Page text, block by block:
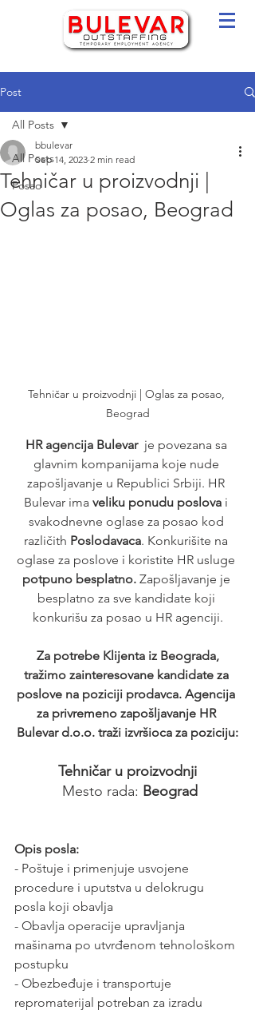
Post
All Posts
Posao
All Posts
Tehničar u proizvodnji |
Oglas za posao, Beograd
bbulevar
Sep 14, 2023 2 min read
Tehničar u proizvodnji | Oglas za posao,
Beograd
HR agencija Bulevar
  je povezana sa
glavnim kompanijama koje nude
zapošljavanje u Republici Srbiji. HR
Bulevar ima veliku ponudu poslova i
svakodnevne oglase za posao kod
različith Poslodavaca. Konkurišite na
oglase za poslove i koristite HR usluge
potpuno besplatno. Zapošljavanje je
besplatno za sve kandidate koji
konkurišu za posao u HR agenciji.
tražimo zainteresovane kandidate za
poslove na poziciji prodavca. Agencija
za privremeno zapošljavanje HR
Bulevar d.o.o. traži izvršioca za poziciju:
Tehničar u proizvodnji
Mesto rada: Beograd
Opis posla:
- Poštuje i primenjuje usvojene
procedure i uputstva u delokrugu
posla koji obavlja
- Obavlja operacije upravljanja
mašinama po utvrđenom tehnološkom
postupku
- Obezbeđuje i transportuje
repromaterijal potreban za izradu